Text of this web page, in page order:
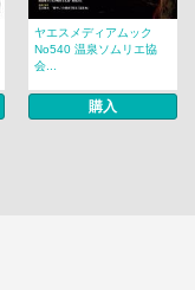
ヤエスメディアムック
No540 温泉ソムリエ協
会...
購入